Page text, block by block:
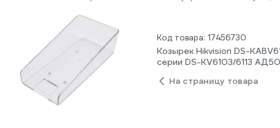
Код товара: 17456730
Козырек Hikvision DS-
серии DS-KV6103/6113
На страницу товара